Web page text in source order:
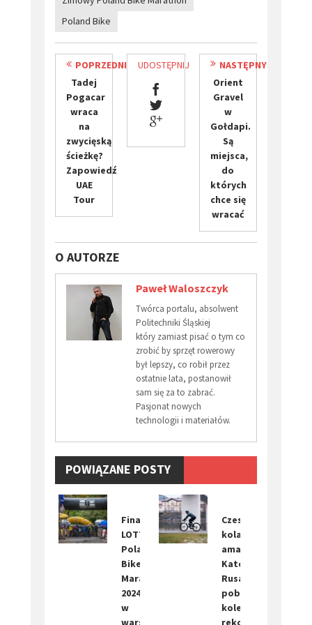
Poland Bike
POPRZEDNI
​Tadej
Pogacar
wraca
na
zwycięską
ścieżkę?
Zapowiedź
UAE
Tour
UDOSTĘPNIJ
NASTĘPNY
Orient
Gravel
w
Gołdapi.
Są
miejsca,
do
których
chce się
wracać
O AUTORZE
Paweł Waloszczyk
Twórca portalu, absolwent
Politechniki Śląskiej
który zamiast pisać o tym co
zrobić by sprzęt rowerowy
był lepszy, co robił przez
ostatnie lata, postanowił
sam się za to zabrać.
Pasjonat nowych
technologii i materiałów.
POWIĄZANE POSTY
Finał
LOTTO
Poland
Bike
Marathon
2024
w
warszawskim
Czeska
kolarka
amatorka
Kateřina
Rusá
pobiła
kolejny
rekord: